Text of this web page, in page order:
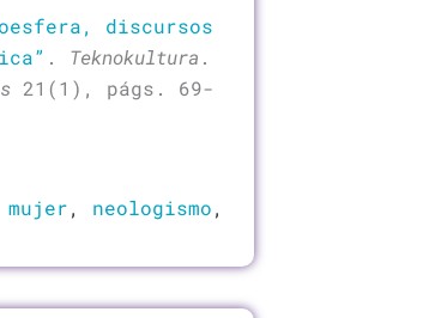
discursos
. Teknokultura .
21(1), págs. 69-
mujer, neologismo,